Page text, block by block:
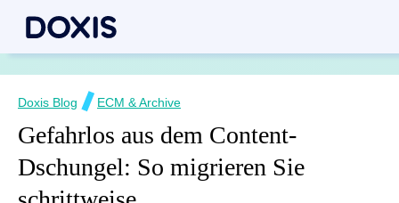
Doxis Blog ECM & Archive
Gefahrlos aus dem Content-
Dschungel: So migrieren Sie